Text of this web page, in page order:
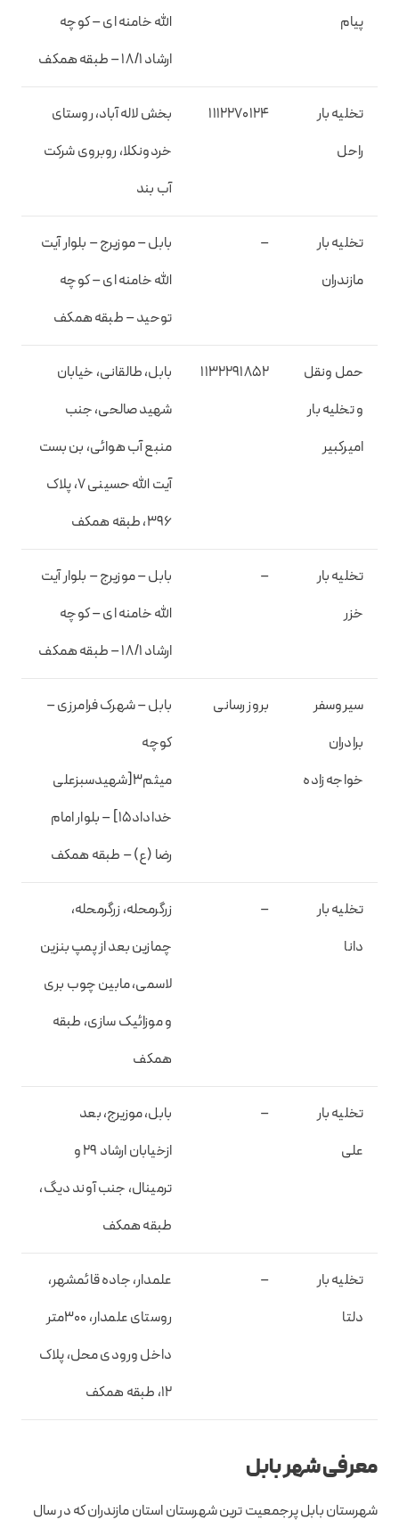
پیام
الله خامنه ای – کوچه
ارشاد ۱۸/۱ – طبقه همکف
تخلیه بار
راحل
۱۱۱۲۲۷۰۱۲۴
بخش لاله آباد، روستای
خردونکلا، روبروی شرکت
آب بند
تخلیه بار
مازندران
–
بابل – موزیرج – بلوار آیت
الله خامنه ای – کوچه
توحید – طبقه همکف
حمل ونقل
و تخلیه بار
امیرکبیر
۱۱۳۲۲۹۱۸۵۲
بابل، طالقانی، خیابان
شهید صالحی، جنب
منبع آب هوائی، بن بست
آیت الله حسینی ۷، پلاک
۳۹۶، طبقه همکف
تخلیه بار
خزر
–
بابل – موزیرج – بلوار آیت
الله خامنه ای – کوچه
ارشاد ۱۸/۱ – طبقه همکف
سیروسفر
برادران
خواجه زاده
بروز رسانی
بابل – شهرک فرامرزی –
کوچه
میثم۳[شهیدسبزعلی
خداداد۱۵] – بلوار امام
رضا (ع) – طبقه همکف
تخلیه بار
دانا
–
زرگرمحله، زرگرمحله،
چمازین بعد از پمپ بنزین
لاسمی، مابین چوب بری
و موزائیک سازی، طبقه
همکف
تخلیه بار
علی
–
بابل، موزیرج، بعد
ازخیابان ارشاد ۲۹ و
ترمینال، جنب آوند دیگ،
طبقه همکف
تخلیه بار
دلتا
–
علمدار، جاده قائمشهر،
روستای علمدار، ۳۰۰متر
داخل ورودی محل، پلاک
۱۲، طبقه همکف
معرفی شهر بابل
شهرستان بابل پرجمعیت ترین شهرستان استان مازندران که در سال